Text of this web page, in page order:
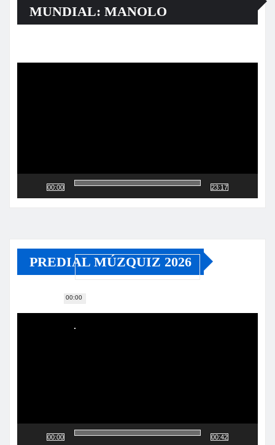
MUNDIAL: MANOLO
00:00
00:00
23:17
PREDIAL MÚZQUIZ 2026
Reproductor
00:00 00:42